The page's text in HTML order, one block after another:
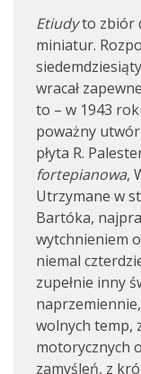
Etiudyto zbiór
miniatur.
wracał
to – w 1943
poważny
płyta R.
fortepianowa,
Utrzymane w
Bartóka,
wytchnieniem
niemal
zupełnie inny
wolnych temp,
motorycznych
zamyśleń, z